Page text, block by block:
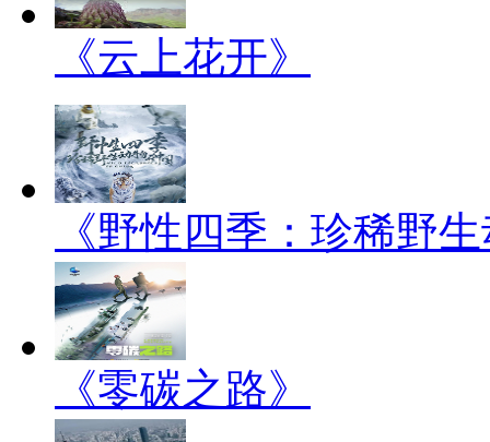
《云上花开》
《野性四季：珍稀野
《零碳之路》